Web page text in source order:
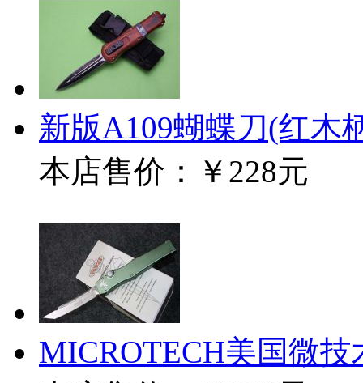
新版A109蝴蝶刀(红木
本店售价：
￥228元
MICROTECH美国微